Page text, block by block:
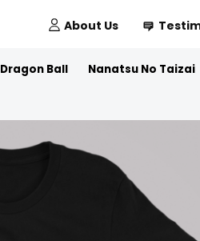
About Us
Dragon Ball Nanatsu No Taizai